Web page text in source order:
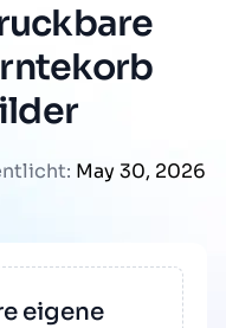
May 30, 2026
eigene